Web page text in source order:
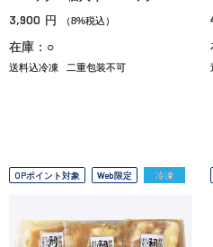
3,900 円 （8%税込）
在庫：○
送料込冷凍 二重包装不可
OPポイント対象 Web限定 冷凍